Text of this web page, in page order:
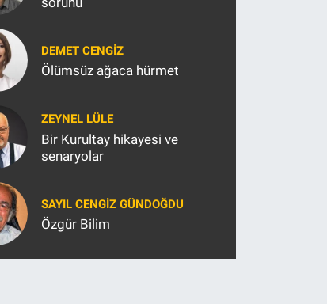
DEMET CENGIZ
Ölümsüz ağaca hürmet
ZEYNEL LÜLE
Bir Kurultay hikayesi ve
senaryolar
SAYIL CENGIZ GÜNDOĞDU
Özgür Bilim